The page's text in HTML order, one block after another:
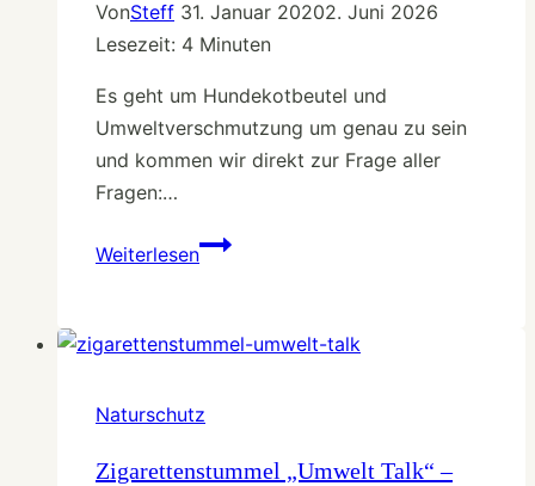
VonSteff 31. Januar 20202. Juni 2026
Lesezeit: 4 Minuten
Es geht um Hundekotbeutel und
Umweltverschmutzung um genau zu sein
und kommen wir direkt zur Frage aller
Fragen:…
WeiterlesenKolumne
Naturschutz
Zigarettenstummel „Umwelt Talk“ –